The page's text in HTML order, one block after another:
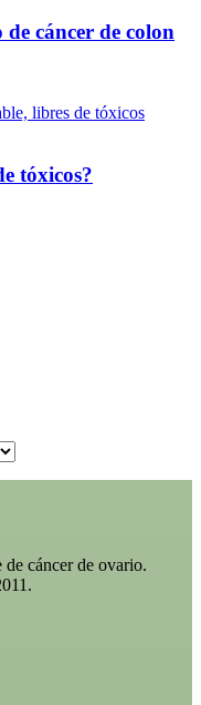
cáncer de colon
tóxicos?
cáncer de ovario.